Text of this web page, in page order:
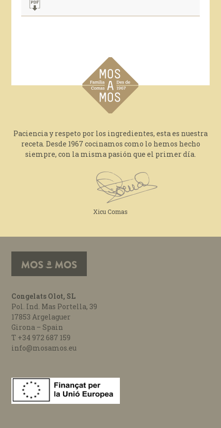
Paciencia y respeto por los ingredientes, esta es nuestra
receta. Desde 1967 cocinamos como lo hemos hecho
siempre, con la misma pasión que el primer día.
Xicu Comas
Congelats Olot, SL
Pol. Ind. Mas Portella, 39
17853 Argelaguer
Girona – Spain
T +34 972 687 159
info@mosamos.eu